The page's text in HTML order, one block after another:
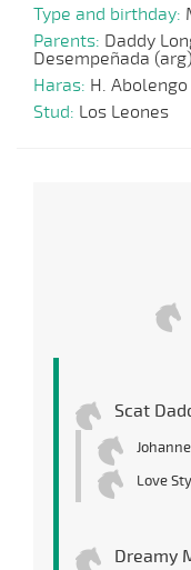
Type and birthday:
Parents: Daddy
Desempeñada
Haras: H. Abolengo
Stud: Los Leones
Scat
Love
Dreamy